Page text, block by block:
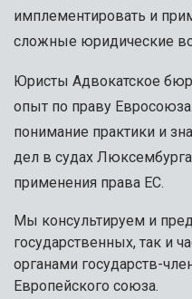
имплементировать и
сложные юридические
Юристы Адвокатское
опыт по праву
понимание практики и
дел в судах
применения права ЕС.
Мы консультируем и
государственных, так и
органами государств-
Европейского союза.